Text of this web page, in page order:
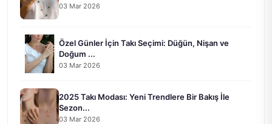
03 Mar 2026
Özel Günler İçin Takı Seçimi: Düğün, Nişan ve
Doğum ...
03 Mar 2026
2025 Takı Modası: Yeni Trendlere Bir Bakış İle
Sezon...
03 Mar 2026